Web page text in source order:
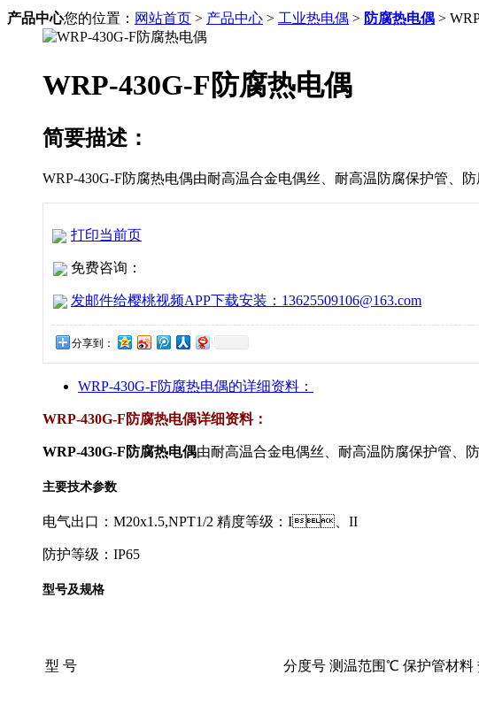
产品中心您的位置： 网站首页 > 产品中心 > 工业热电偶 > 防腐热电偶 >
WRP-430G-F防腐热电偶
简要描述：
WRP-430G-F防腐热电偶由耐高温合金电偶丝、耐高温防腐保护管、防
打印当前页
免费咨询：
发邮件给樱桃视频APP下载安装：13625509106@163.com
分享到：
WRP-430G-F防腐热电偶的详细资料：
WRP-430G-F防腐热电偶​详细资料：
WRP-430G-F防腐热电偶由耐高温合金电偶丝、耐高温防腐保护管、
主要技术参数
电气出口：M20x1.5,NPT1/2 精度等级：I、II
防护等级：IP65
型号及规格
型 号 分度号 测温范围℃ 保护管材料